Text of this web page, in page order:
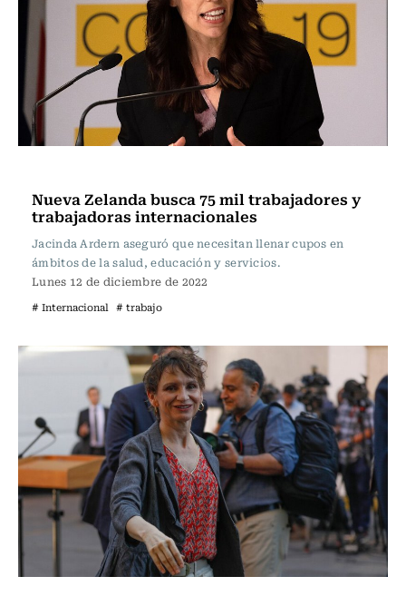
Nueva Zelanda busca 75 mil trabajadores y
trabajadoras internacionales
Jacinda Ardern aseguró que necesitan llenar cupos en
ámbitos de la salud, educación y servicios.
Lunes 12 de diciembre de 2022
# Internacional # trabajo